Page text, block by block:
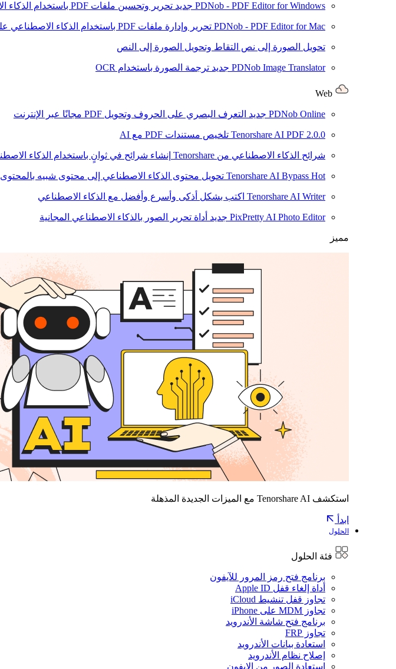
PDNob - PDF Editor for Windows جديد تحرير وتحسين ملفات PDF باستخدام الذكاء الاصطناعي على Windows
PDNob - PDF Editor for Mac تحرير وإدارة ملفات PDF باستخدام الذكاء الاصطناعي على نظام macOS
تحويل الصورة إلى نص التقاط وتحويل الصورة إلى النص
PDNob Image Translator جديد ترجمة الصورة باستخدام OCR
PDNob Online جديد التعرف البصري على الحروف وتحويل PDF مجانًا عبر الإنترنت
Tenorshare AI PDF 2.0.0 تلخيص مستندات PDF مع AI
شرائح الذكاء الاصطناعي من Tenorshare إنشاء شرائح في ثوانٍ باستخدام الذكاء
Tenorshare AI Bypass Hot تحويل محتوى الذكاء الاصطناعي إلى محتوى شبيه
Tenorshare AI Writer اكتب بشكل أذكى وأسرع وأفضل مع الذكاء الاصطناعي
PixPretty AI Photo Editor جديد أداة تحرير الصور بالذكاء الاصطناعي المجانية
مميز
استكشف Tenorshare AI مع الميزات الجديدة المذهلة
ابدأ
الحلول
فئة الحلول
برنامج فتح رمز المرور للآيفون
أداة إلغاء قفل Apple ID
تجاوز قفل تنشيط iCloud
تجاوز MDM على iPhone
برنامج فتح شاشة الأندرويد
تجاوز FRP
استعادة بيانات الأندرويد
إصلاح نظام الأندرويد
استعادة الصور من الايفون